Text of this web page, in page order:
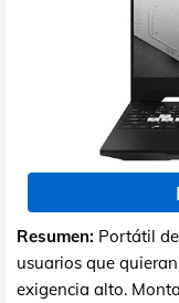
Resumen: Portátil
usuarios que
exigencia alto.